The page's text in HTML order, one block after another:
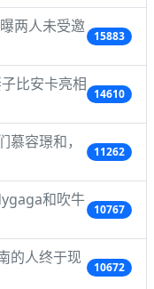
两人未受邀
15883
比安卡亮相
14610
容璟和，
11262
和吹牛
10767
的人终于现
10672